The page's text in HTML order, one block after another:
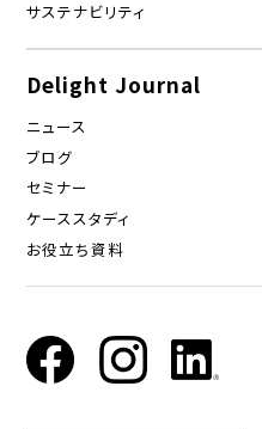
サステナビリティ
Delight Journal
ニュース
ブログ
セミナー
ケーススタディ
お役立ち資料